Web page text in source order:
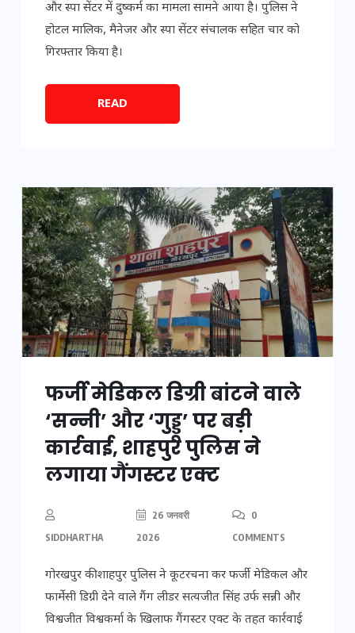
और स्पा सेंटर में दुष्कर्म का मामला सामने आया है। पुलिस ने
होटल मालिक, मैनेजर और स्पा सेंटर संचालक सहित चार को
गिरफ्तार किया है।
READ
फर्जी मेडिकल डिग्री बांटने वाले
‘सन्नी’ और ‘गुड्डू’ पर बड़ी
कार्रवाई, शाहपुर पुलिस ने
लगाया गैंगस्टर एक्ट
SIDDHARTHA
26 जनवरी
2026
0
COMMENTS
गोरखपुर की शाहपुर पुलिस ने कूटरचना कर फर्जी मेडिकल और
फार्मेसी डिग्री देने वाले गैंग लीडर सत्यजीत सिंह उर्फ सन्नी और
विश्वजीत विश्वकर्मा के खिलाफ गैंगस्टर एक्ट के तहत कार्रवाई